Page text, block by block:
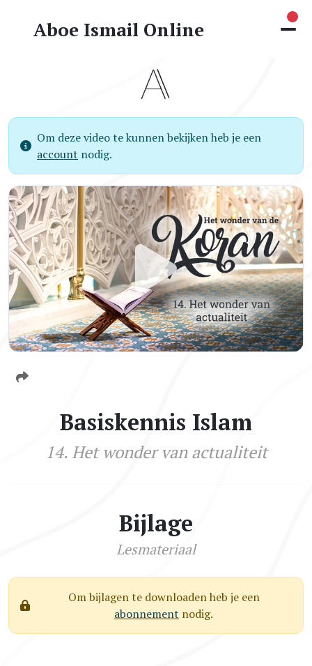
Aboe Ismail Online
Om deze video te kunnen bekijken heb je een
account nodig.
Basiskennis Islam
14. Het wonder van actualiteit
Bijlage
Lesmateriaal
Om bijlagen te downloaden heb je een
abonnement nodig.